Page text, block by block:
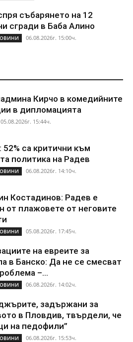
събарянето на 12
сгради в Баба Алино
06.08.2026г. 15:00ч.
Кирчо в комедийните
в дипломацията
05.08.2026г. 15:44ч.
52% са критични към
политика на Радев
06.08.2026г. 14:10ч.
Костадинов: Радев е
от плажoвете от неговите
05.08.2026г. 17:45ч.
на евреите за
в Банско: Да не се смесват
–...
06.08.2026г. 14:02ч.
задържани за
в Пловдив, твърдели, че
на педофили”
06.08.2026г. 15:53ч.